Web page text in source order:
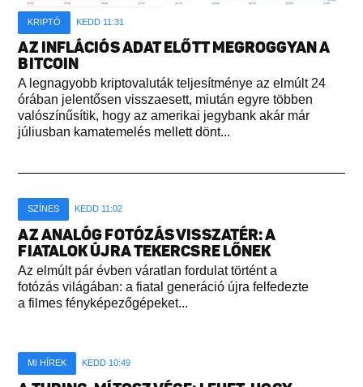
KRIPTÓ KEDD 11:31
AZ INFLÁCIÓS ADAT ELŐTT MEGROGGYAN A
BITCOIN
A legnagyobb kriptovaluták teljesítménye az elmúlt 24
órában jelentősen visszaesett, miután egyre többen
valószínűsítik, hogy az amerikai jegybank akár már
júliusban kamatemelés mellett dönt...
SZÍNES KEDD 11:02
AZ ANALÓG FOTÓZÁS VISSZATÉR: A
FIATALOK ÚJRA TEKERCSRE LŐNEK
Az elmúlt pár évben váratlan fordulat történt a
fotózás világában: a fiatal generáció újra felfedezte
a filmes fényképezőgépeket...
MI HÍREK KEDD 10:49